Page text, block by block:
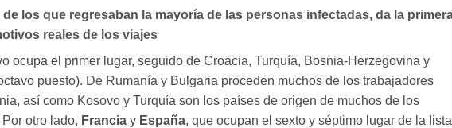
los que regresaban la mayoría de las personas infectadas, da la
reales de los viajes
ocupa el primer lugar, seguido de Croacia, Turquía, Bosnia-Herzegovina y
puesto). De Rumanía y Bulgaria proceden muchos de los trabajadores
así como Kosovo y Turquía son los países de origen de muchos de los
otro lado, Francia y España, que ocupan el sexto y séptimo lugar de la